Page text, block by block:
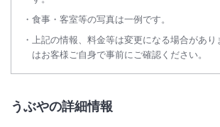
食事・客室等の写真は一例です。
上記の情報、料金等は変更になる場合があ
はお客様ご自身で事前にご確認ください。
うぶやの詳細情報